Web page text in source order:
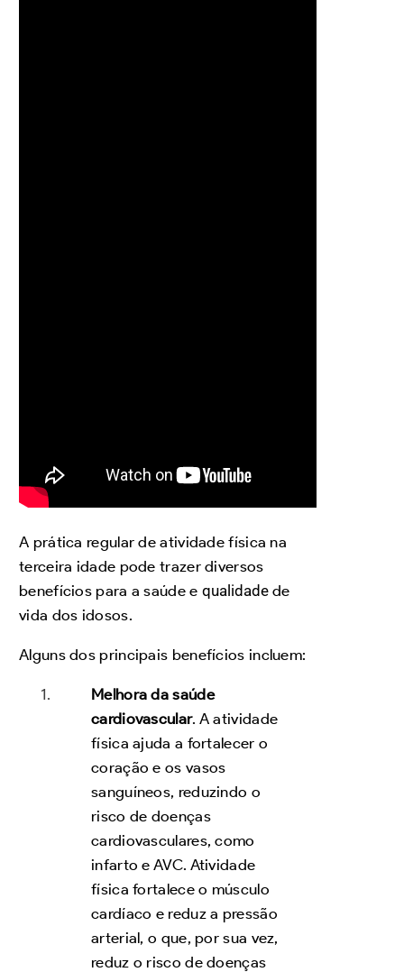
A prática regular de atividade física na
terceira idade pode trazer diversos
benefícios para a saúde e qualidadede
vida dos idosos.
Alguns dos principais benefícios incluem:
Melhora da saúde
cardiovascular. A atividade
física ajuda a fortalecer o
coração e os vasos
sanguíneos, reduzindo o
risco de doenças
cardiovasculares, como
infarto e AVC. Atividade
física fortalece o músculo
cardíaco e reduz a pressão
arterial, o que, por sua vez,
reduz o risco de doenças